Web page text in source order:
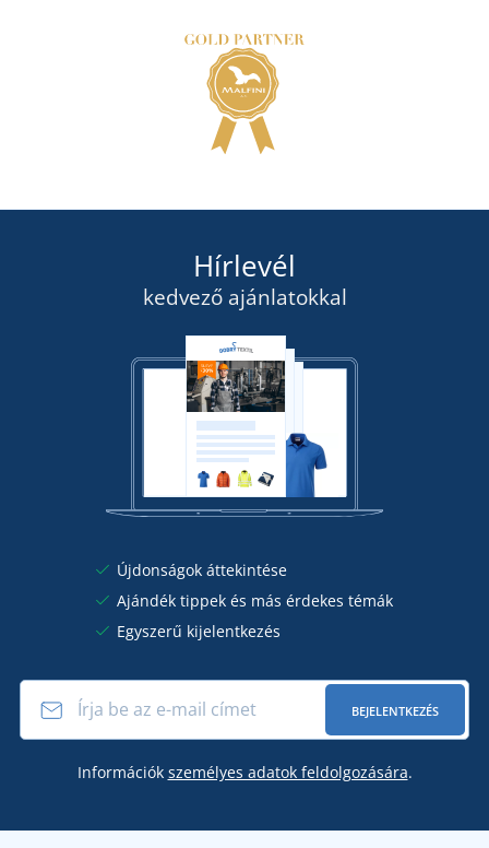
Hírlevél
kedvező ajánlatokkal
Újdonságok áttekintése
Ajándék tippek és más érdekes témák
Egyszerű kijelentkezés
BEJELENTKEZÉS
Információk személyes adatok feldolgozására.